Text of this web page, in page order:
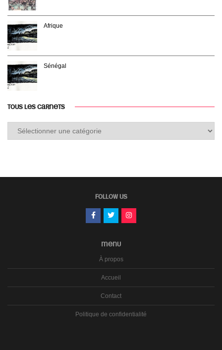
Afrique
Sénégal
TOUS LES CARNETS
FOLLOW US
MENU
À propos
Accueil
Contact
Politique de confidentialité